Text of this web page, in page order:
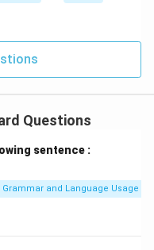
Questions
sentence :
Grammar and Language Usage